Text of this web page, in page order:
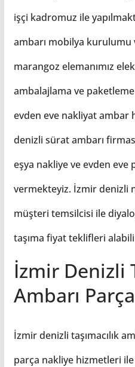
işçi kadromuz ile
ambarı mobilya
marangoz elemanımız
ambalajlama ve
evden eve nakliyat ambar
denizli sürat ambarı
eşya nakliye ve evden eve
vermekteyiz. İzmir denizli
müşteri temsilcisi ile
taşıma fiyat teklifleri
İzmir Denizli
Ambarı
İzmir denizli taşımacılık
parça nakliye hizmetleri ile